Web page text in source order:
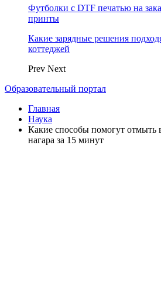
Футболки с DTF печатью на
принты
Какие зарядные решения
коттеджей
Prev Next
Образовательный портал
Главная
Наука
Какие способы помогут отмыть
нагара за 15 минут